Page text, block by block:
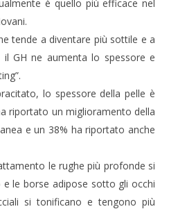
è quello più efficace nel
tende a diventare più sottile e a
il GH ne aumenta lo spessore e
lo spessore della pelle è
riportato un miglioramento della
e un 38% ha riportato anche
le rughe più profonde si
le borse adipose sotto gli occhi
si tonificano e tengono più